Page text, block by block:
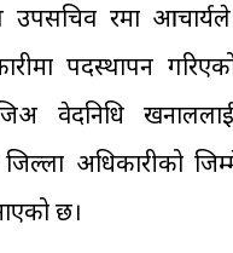
उपसचिव रमा
पदस्थापन
वेदनिधि
अधिकारीको
छ।